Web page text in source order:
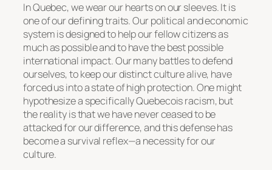
In Quebec, we wear our hearts on our sleeves. It is
one of our defining traits. Our political and economic
system is designed to help our fellow citizens as
much as possible and to have the best possible
international impact. Our many battles to defend
ourselves, to keep our distinct culture alive, have
forced us into a state of high protection. One might
hypothesize a specifically Quebecois racism, but
the reality is that we have never ceased to be
attacked for our difference, and this defense has
become a survival reflex—a necessity for our
culture.